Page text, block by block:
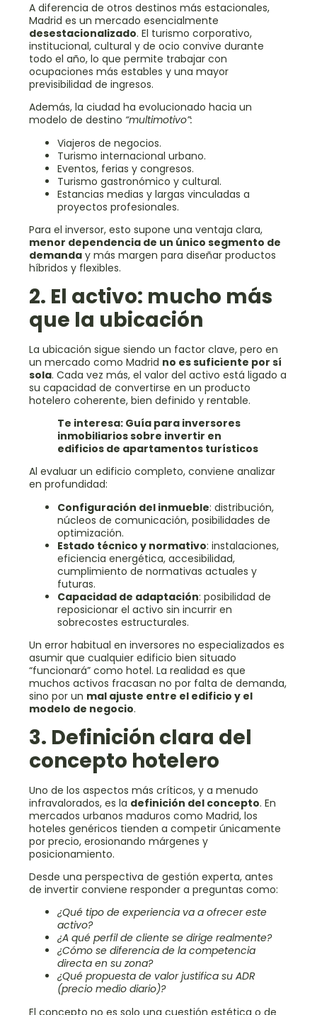
A diferencia de otros destinos más estacionales,
Madrid es un mercado esencialmente
desestacionalizado. El turismo corporativo,
institucional, cultural y de ocio convive durante
todo el año, lo que permite trabajar con
ocupaciones más estables y una mayor
previsibilidad de ingresos.
Además, la ciudad ha evolucionado hacia un
modelo de destino “multimotivo”:
Viajeros de negocios.
Turismo internacional urbano.
Eventos, ferias y congresos.
Turismo gastronómico y cultural.
Estancias medias y largas vinculadas a
proyectos profesionales.
Para el inversor, esto supone una ventaja clara,
menor dependencia de un único segmento de
demanda y más margen para diseñar productos
híbridos y flexibles.
2. El activo: mucho más
que la ubicación
La ubicación sigue siendo un factor clave, pero en
un mercado como Madrid no es suficiente por sí
sola. Cada vez más, el valor del activo está ligado a
su capacidad de convertirse en un producto
hotelero coherente, bien definido y rentable.
Te interesa: Guía para inversores
inmobiliarios sobre invertir en
edificios de apartamentos turísticos
Al evaluar un edificio completo, conviene analizar
en profundidad:
Configuración del inmueble: distribución,
núcleos de comunicación, posibilidades de
optimización.
Estado técnico y normativo: instalaciones,
eficiencia energética, accesibilidad,
cumplimiento de normativas actuales y
futuras.
Capacidad de adaptación: posibilidad de
reposicionar el activo sin incurrir en
sobrecostes estructurales.
Un error habitual en inversores no especializados es
asumir que cualquier edificio bien situado
“funcionará” como hotel. La realidad es que
muchos activos fracasan no por falta de demanda,
sino por un mal ajuste entre el edificio y el
modelo de negocio.
3. Definición clara del
concepto hotelero
Uno de los aspectos más críticos, y a menudo
infravalorados, es la definición del concepto. En
mercados urbanos maduros como Madrid, los
hoteles genéricos tienden a competir únicamente
por precio, erosionando márgenes y
posicionamiento.
Desde una perspectiva de gestión experta, antes
de invertir conviene responder a preguntas como:
¿Qué tipo de experiencia va a ofrecer este
activo?
¿A qué perfil de cliente se dirige realmente?
¿Cómo se diferencia de la competencia
directa en su zona?
¿Qué propuesta de valor justifica su ADR
(precio medio diario)?
El concepto no es solo una cuestión estética o de